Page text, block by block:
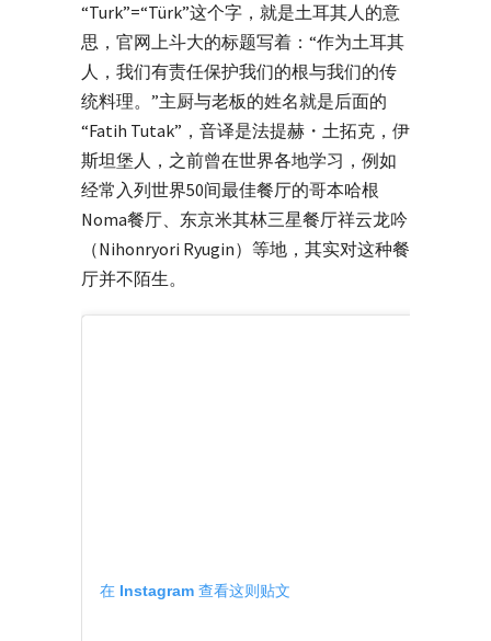
“Turk”=“Türk”这个字，就是土耳其人的意
思，官网上斗大的标题写着：“作为土耳其
人，我们有责任保护我们的根与我们的传
统料理。”主厨与老板的姓名就是后面的
“Fatih Tutak”，音译是法提赫・土拓克，伊
斯坦堡人，之前曾在世界各地学习，例如
经常入列世界50间最佳餐厅的哥本哈根
Noma餐厅、东京米其林三星餐厅祥云龙吟
（Nihonryori Ryugin）等地，其实对这种餐
厅并不陌生。
在 Instagram 查看这则贴文